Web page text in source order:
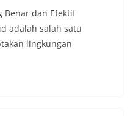
Benar dan Efektif
adalah salah satu
lingkungan